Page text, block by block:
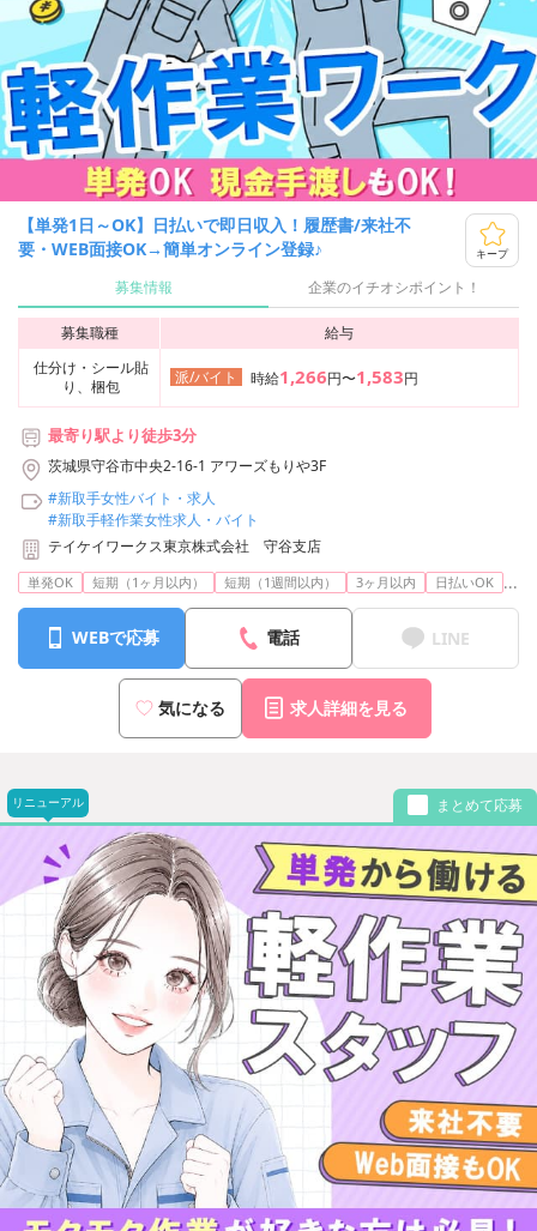
【単発1日～OK】日払いで即日収入！履歴書/来社不
要・WEB面接OK→簡単オンライン登録♪
キープ
募集情報 企業のイチオシポイント！
募集職種
給与
仕分け・シール貼
り、梱包
派/バイト 時給1,266円〜1,583円
最寄り駅より徒歩3分
茨城県守谷市中央2-16-1 アワーズもりや3F
#新取手女性バイト・求人
#新取手軽作業女性求人・バイト
テイケイワークス東京株式会社 守谷支店
単発OK 短期（1ヶ月以内） 短期（1週間以内） 3ヶ月以内 日払いOK ...
WEBで応募 電話 LINE
気になる 求人詳細を見る
リニューアル まとめて応募